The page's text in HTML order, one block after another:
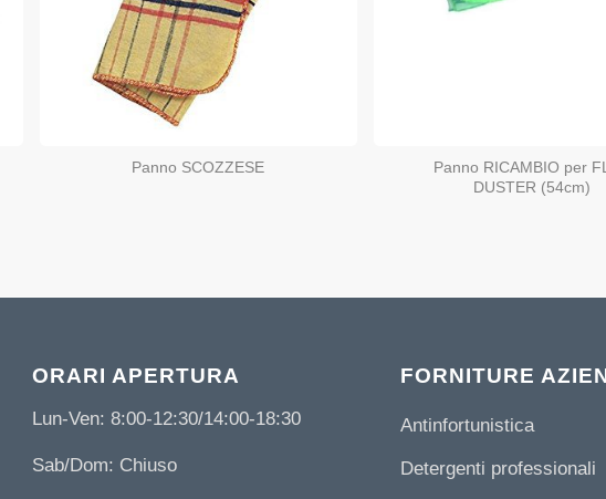
Panno SCOZZESE
Panno RICAMBIO per
DUSTER (54cm)
ORARI APERTURA
Lun-Ven: 8:00-12:30/14:00-18:30
Sab/Dom: Chiuso
FORNITURE
Antinfortunistica
Detergenti professionali